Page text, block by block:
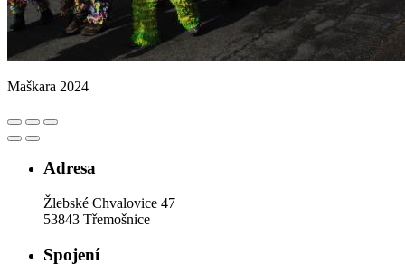
Maškara 2024
Adresa
Žlebské Chvalovice 47
53843 Třemošnice
Spojení